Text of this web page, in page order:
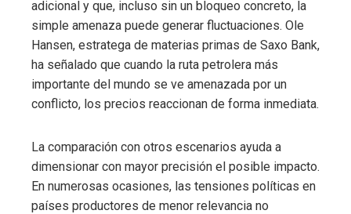
adicional y que, incluso sin un bloqueo concreto, la
simple amenaza puede generar fluctuaciones. Ole
Hansen, estratega de materias primas de Saxo Bank,
ha señalado que cuando la ruta petrolera más
importante del mundo se ve amenazada por un
conflicto, los precios reaccionan de forma inmediata.
La comparación con otros escenarios ayuda a
dimensionar con mayor precisión el posible impacto.
En numerosas ocasiones, las tensiones políticas en
países productores de menor relevancia no